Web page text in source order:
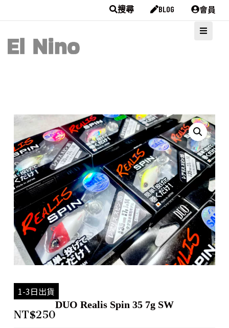
搜尋 BLOG 會員
1-3日出貨
DUO Realis Spin 35 7g SW
NT$250